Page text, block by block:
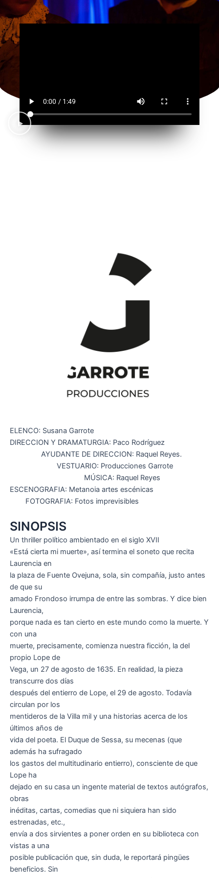
ELENCO: Susana Garrote
DIRECCION Y DRAMATURGIA: Paco Rodríguez
AYUDANTE DE DIRECCION: Raquel Reyes.
VESTUARIO: Producciones Garrote
MÚSICA: Raquel Reyes
ESCENOGRAFIA: Metanoia artes escénicas
FOTOGRAFIA: Fotos imprevisibles
SINOPSIS
Un thriller político ambientado en el siglo XVII
«Está cierta mi muerte», así termina el soneto que recita
Laurencia en
la plaza de Fuente Ovejuna, sola, sin compañía, justo antes
de que su
amado Frondoso irrumpa de entre las sombras. Y dice bien
Laurencia,
porque nada es tan cierto en este mundo como la muerte. Y
con una
muerte, precisamente, comienza nuestra ficción, la del
propio Lope de
Vega, un 27 de agosto de 1635. En realidad, la pieza
transcurre dos días
después del entierro de Lope, el 29 de agosto. Todavía
circulan por los
mentideros de la Villa mil y una historias acerca de los
últimos años de
vida del poeta. El Duque de Sessa, su mecenas (que
además ha sufragado
los gastos del multitudinario entierro), consciente de que
Lope ha
dejado en su casa un ingente material de textos autógrafos,
obras
inéditas, cartas, comedias que ni siquiera han sido
estrenadas, etc.,
envía a dos sirvientes a poner orden en su biblioteca con
vistas a una
posible publicación que, sin duda, le reportará pingües
beneficios. Sin